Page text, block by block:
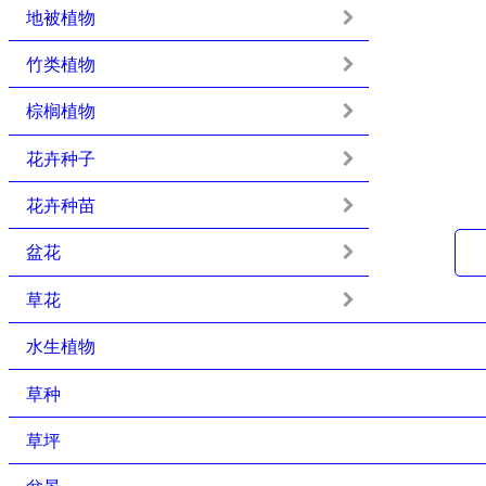
地被植物
竹类植物
棕榈植物
花卉种子
花卉种苗
盆花
草花
水生植物
草种
草坪